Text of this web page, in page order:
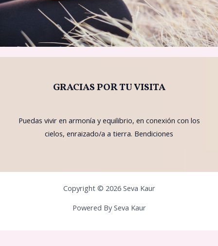
GRACIAS POR TU VISITA
Puedas vivir en armonía y equilibrio, en conexión con los
cielos, enraizado/a a tierra. Bendiciones
Copyright © 2026 Seva Kaur
Powered By Seva Kaur